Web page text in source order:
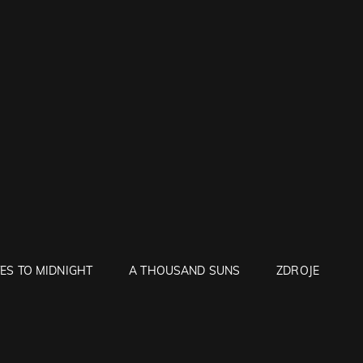
TO MIDNIGHT A THOUSAND SUNS ZDROJE